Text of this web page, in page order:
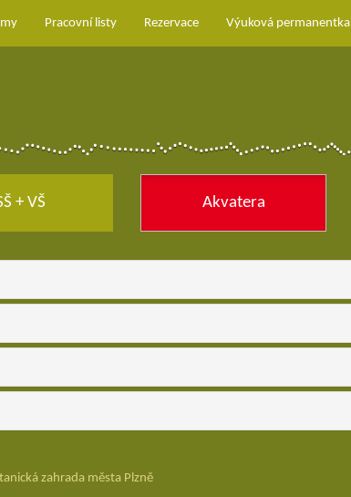
Pracovní listy Rezervace Výuková permanentka
+ VŠ Akvatera
zahrada města Plzně